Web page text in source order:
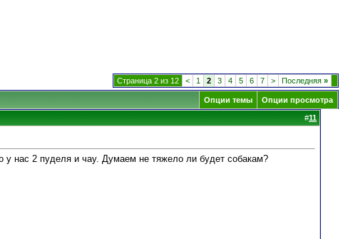
Страница 2 из 12 < 1 2 3 4 5 6 7 > Последняя »
Опции темы Опции просмотра
#11
2 пуделя и чау. Думаем не тяжело ли будет собакам?